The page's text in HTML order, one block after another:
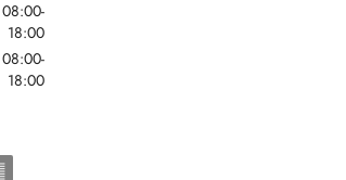
08:00-
18:00
08:00-
18:00